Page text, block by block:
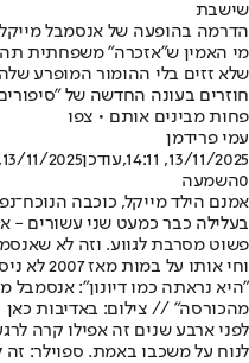
שישבת
הדרמה בהופעה של אנסמבל
מי האמין ש"אזכרה" משפחתית
פחות מבינים אותם • צפו
עמי פרידמן
13/11/2025, 14:11
,עודכן13/11/2025, 22:48
0השמעה
אמנם הילד מייקל, כוכבה
בעלילה כבר כמעט שני עשורים -
פשוט מסרבת לגווע. וזה לא ש
וחי אותו על במות מאז 2007 לא ניסה להרוג אותה.
"היא נראתה כמו דיונון": אנסמבל
מהכורסה" // צילום: באדיבות כאן 11
לפני ארבע שנים זה אפילו קרה
לנוח על משכבו באמת. ספוילר: